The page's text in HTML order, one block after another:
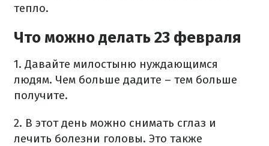
тепло.
Что можно делать 23 февраля
​1. Давайте милостыню нуждающимся
людям. Чем больше дадите – тем больше
получите.
2. В этот день можно снимать сглаз и
лечить болезни головы. Это также